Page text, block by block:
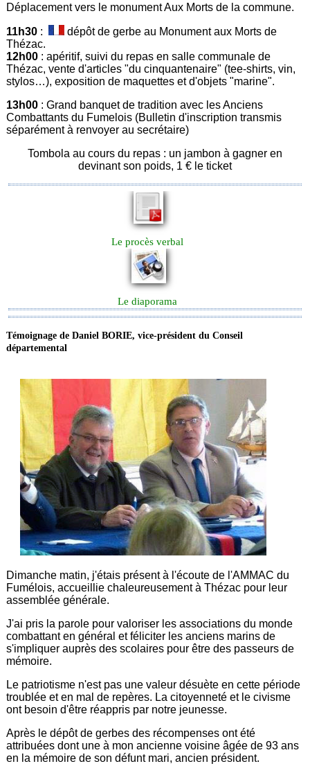
Déplacement vers le monument Aux Morts de la commune.
11h30 :
dépôt de gerbe au Monument aux Morts de
Thézac.
12h00 : apéritif, suivi du repas en salle communale de
Thézac, vente d'articles "du cinquantenaire" (tee-shirts, vin,
stylos…), exposition de maquettes et d'objets "marine".
13h00 : Grand banquet de tradition avec les Anciens
Combattants du Fumelois (Bulletin d'inscription transmis
séparément à renvoyer au secrétaire)
Tombola au cours du repas : un jambon à gagner en
devinant son poids, 1 € le ticket
Le procès verbal
Le diaporama
Témoignage de Daniel BORIE, vice-président du Conseil
départemental
Dimanche matin, j'étais présent à l'écoute de l'AMMAC du
Fumélois, accueillie chaleureusement à Thézac pour leur
assemblée générale.
J'ai pris la parole pour valoriser les associations du monde
combattant en général et féliciter les anciens marins de
s'impliquer auprès des scolaires pour être des passeurs de
mémoire.
Le patriotisme n'est pas une valeur désuète en cette période
troublée et en mal de repères. La citoyenneté et le civisme
ont besoin d'être réappris par notre jeunesse.
Après le dépôt de gerbes des récompenses ont été
attribuées dont une à mon ancienne voisine âgée de 93 ans
en la mémoire de son défunt mari, ancien président.